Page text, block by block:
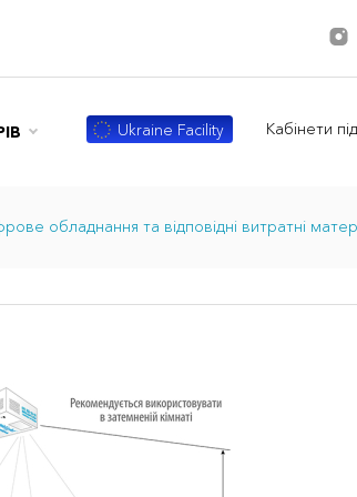
Ukraine Facility Кабінети
обладнання та відповідні витратні